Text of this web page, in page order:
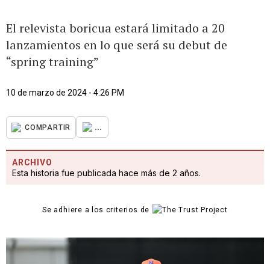
El relevista boricua estará limitado a 20
lanzamientos en lo que será su debut de
“spring training”
10 de marzo de 2024 - 4:26 PM
COMPARTIR ...
ARCHIVO
Esta historia fue publicada hace más de 2 años.
Se adhiere a los criterios de